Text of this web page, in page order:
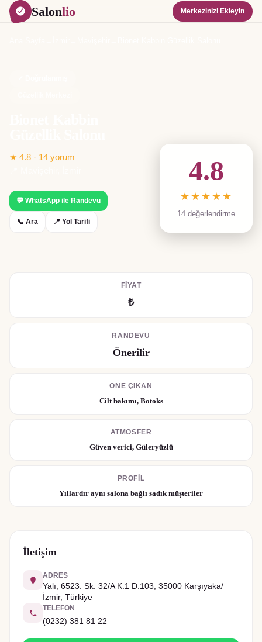
Salonlio Merkezinizi Ekleyin
★ 4.8 · 14 yorum
💬 WhatsApp ile Randevu
📞 Ara 📍 Yol Tarifi
4.8
★★★★★
14 değerlendirme
FIYAT
₺
RANDEVU
Önerilir
ÖNE ÇIKAN
Cilt bakımı, Botoks
ATMOSFER
Güven verici, Güleryüzlü
PROFIL
Yıllardır aynı salona bağlı sadık müşteriler
İletişim
ADRES
Yalı, 6523. Sk. 32/A K:1 D:103, 35000 Karşıyaka/
İzmir, Türkiye
TELEFON
(0232) 381 81 22